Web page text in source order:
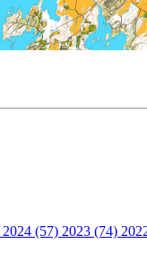
2024 (57) 2023 (74)